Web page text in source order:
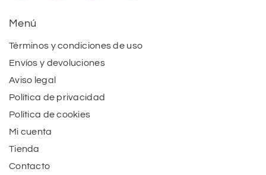
Menú
Términos y condiciones de uso
Envíos y devoluciones
Aviso legal
Política de privacidad
Política de cookies
Mi cuenta
Tienda
Contacto